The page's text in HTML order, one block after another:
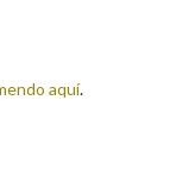
aquí.